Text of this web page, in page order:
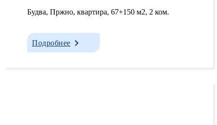
Будва, Пржно, квартира, 67+150 м2, 2 ком.
Подробнее